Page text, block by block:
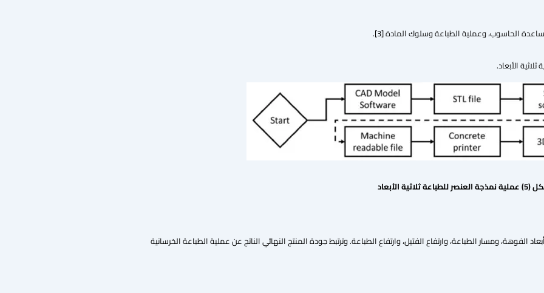
الحاسوب، وعملية الطباعة وسلوك المادة [3].
(
5) عملية نمذجة العنصر للطباعة ثلاثية الأبعاد
ومسار الطباعة، وارتفاع الفتيل، وارتفاع الطباعة. وترتبط جودة المنتج النهائي الناتج عن عملية الطباعة الخرسانية